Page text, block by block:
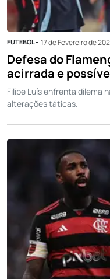
FUTEBOL - 17 de Fevereiro de
Defesa do
acirrada e
Filipe Luís enfrenta dilema
alterações táticas.